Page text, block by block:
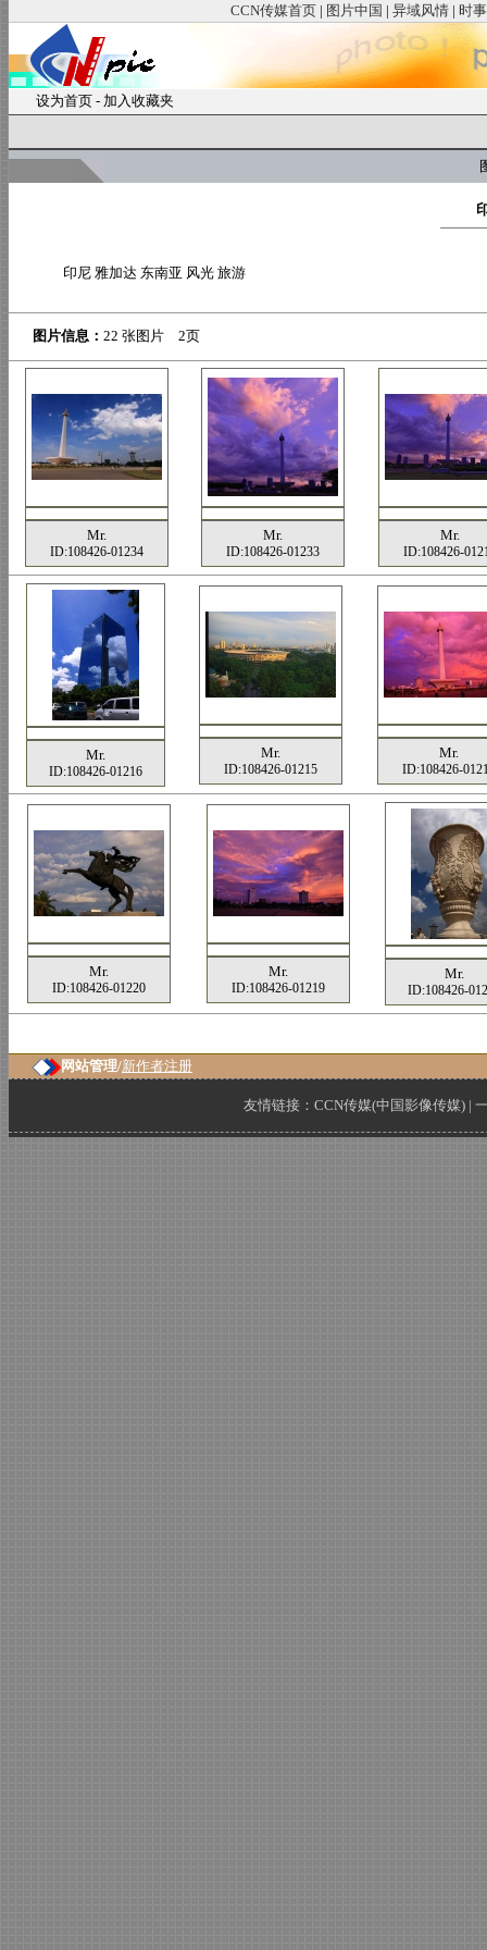
CCN传媒首页 | 图片中国 | 异域风情 | 时
设为首页 - 加入收藏夹
印尼 雅加达 东南亚 风光 旅游
图片信息： 22 张图片 2页
Mr.
ID:108426-01234
Mr.
ID:108426-01233
Mr.
ID:108426-
Mr.
ID:108426-01216
Mr.
ID:108426-01215
Mr.
ID:108426-
Mr.
ID:108426-01220
Mr.
ID:108426-01219
Mr.
ID:108426-
网站管理/新作者注册
友情链接： CCN传媒(中国影像传媒) |